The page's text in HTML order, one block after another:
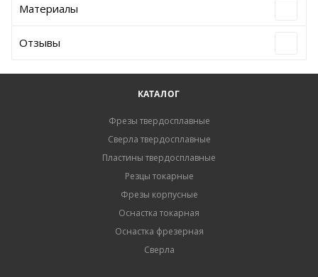
Материалы
Отзывы
КАТАЛОГ
Фрезы твердосплавные
Сверла твердосплавные
Пластины твердосплавные
Резцы токарные
Фрезы корпусные
Оснастка токарная
Оснастка фрезерная
Сверла